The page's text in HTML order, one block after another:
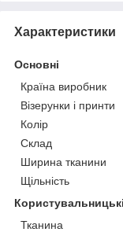
Характеристики
Основні
Країна виробник
Візерунки і принти
Колір
Склад
Ширина тканини
Щільність
Тканина